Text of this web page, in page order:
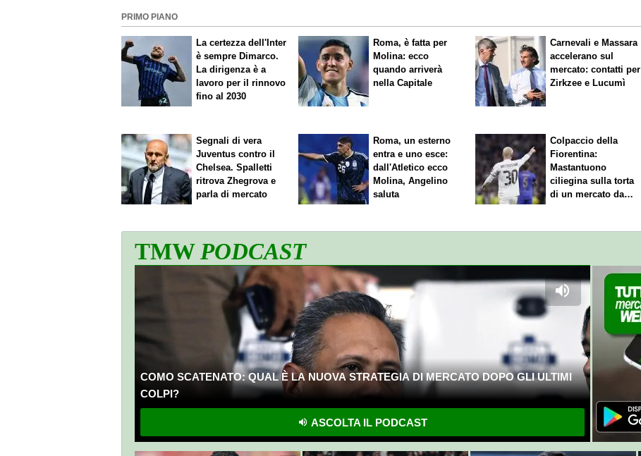
PRIMO PIANO
La certezza dell'Inter
è sempre Dimarco.
La dirigenza è a
lavoro per il rinnovo
fino al 2030
Roma, è fatta per
Molina: ecco
quando arriverà
nella Capitale
Carnevali e Massara
accelerano sul
mercato: contatti per
Zirkzee e Lucumì
Segnali di vera
Juventus contro il
Chelsea. Spalletti
ritrova Zhegrova e
parla di mercato
Roma, un esterno
entra e uno esce:
dall'Atletico ecco
Molina, Angelino
saluta
Colpaccio della
Fiorentina:
Mastantuono
ciliegina sulla torta
di un mercato da
TMWPODCAST
COMO SCATENATO: QUAL È LA NUOVA STRATEGIA DI MERCATO DOPO GLI ULTIMI
COLPI?
ASCOLTA IL PODCAST